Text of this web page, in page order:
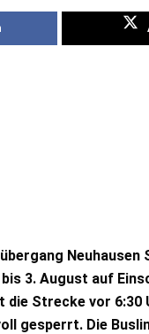
3. August auf
die Strecke vor 6:30
gesperrt. Die